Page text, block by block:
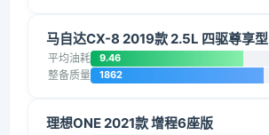
马自达CX-8 2019款 2.5L 四驱尊享型
平均油耗 9.46
整备质量 1862
理想ONE 2021款 增程6座版